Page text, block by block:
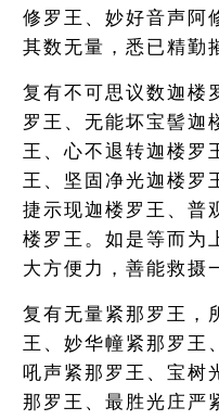
修罗王、妙好音声阿
其数无量，悉已精勤
复有不可思议数迦楼
罗王、无能坏宝髻迦
王、心不退转迦楼罗
王、坚固净光迦楼罗
捷示现迦楼罗王、普
楼罗王。如是等而为
大方便力，善能救摄
复有无量紧那罗王，
王、妙华幢紧那罗王
吼声紧那罗王、宝树
那罗王、最胜光庄严